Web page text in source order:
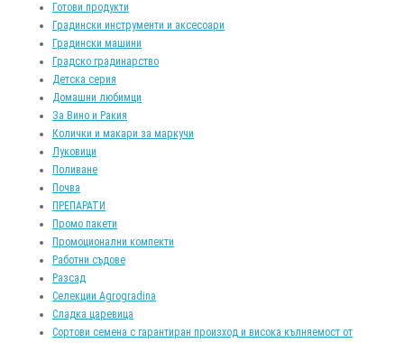
Готови продукти
Градински инструменти и аксесоари
Градински машини
Градско градинарство
Детска серия
Домашни любимци
За Вино и Ракия
Колички и макари за маркучи
Луковици
Поливане
Почва
ПРЕПАРАТИ
Промо пакети
Промоционални компекти
Работни съдове
Разсад
Селекции Agrogradina
Сладка царевица
Сортови семена с гарантиран произход и висока кълняемост от